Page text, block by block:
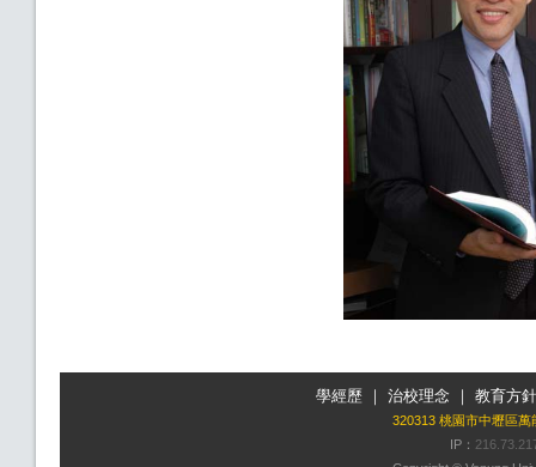
學經歷 ｜治校理念 ｜教育方
320313 桃園市中壢區萬
IP：